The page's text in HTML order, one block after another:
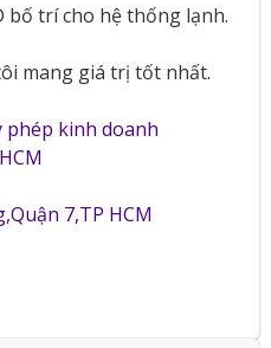
bố trí cho hệ thống lạnh.
mang giá trị tốt nhất.
phép kinh doanh
7,TP HCM